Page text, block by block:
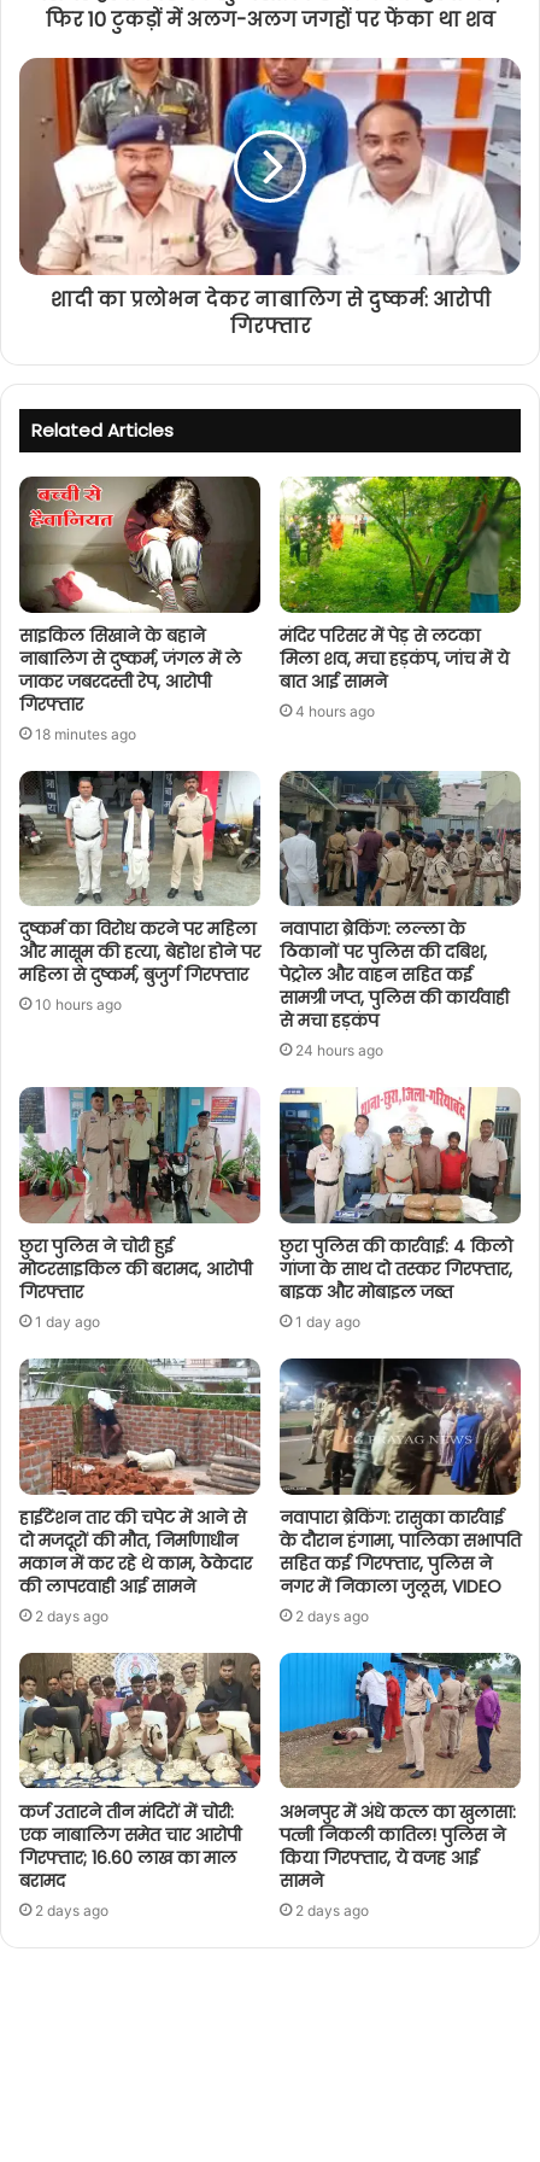
फिर 10 टुकड़ों में अलग-अलग जगहों पर फेंका था शव
शादी का प्रलोभन देकर नाबालिग से दुष्कर्म: आरोपी
गिरफ्तार
Related Articles
साइकिल सिखाने के बहाने
नाबालिग से दुष्कर्म, जंगल में ले
जाकर जबरदस्ती रेप, आरोपी
गिरफ्तार
18 minutes ago
मंदिर परिसर में पेड़ से लटका
मिला शव, मचा हड़कंप, जांच में ये
बात आई सामने
4 hours ago
दुष्कर्म का विरोध करने पर महिला
और मासूम की हत्या, बेहोश होने पर
महिला से दुष्कर्म, बुजुर्ग गिरफ्तार
10 hours ago
नवापारा ब्रेकिंग: लल्ला के
ठिकानों पर पुलिस की दबिश,
पेट्रोल और वाहन सहित कई
सामग्री जप्त, पुलिस की कार्यवाही
से मचा हड़कंप
24 hours ago
छुरा पुलिस ने चोरी हुई
मोटरसाइकिल की बरामद, आरोपी
गिरफ्तार
1 day ago
छुरा पुलिस की कार्रवाई: 4 किलो
गांजा के साथ दो तस्कर गिरफ्तार,
बाइक और मोबाइल जब्त
1 day ago
हाईटेंशन तार की चपेट में आने से
दो मजदूरों की मौत, निर्माणाधीन
मकान में कर रहे थे काम, ठेकेदार
की लापरवाही आई सामने
2 days ago
नवापारा ब्रेकिंग: रासुका कार्रवाई
के दौरान हंगामा, पालिका सभापति
सहित कई गिरफ्तार, पुलिस ने
नगर में निकाला जुलूस, VIDEO
2 days ago
कर्ज उतारने तीन मंदिरों में चोरी:
एक नाबालिग समेत चार आरोपी
गिरफ्तार; 16.60 लाख का माल
बरामद
2 days ago
अभनपुर में अंधे कत्ल का खुलासा:
पत्नी निकली कातिल! पुलिस ने
किया गिरफ्तार, ये वजह आई
सामने
2 days ago